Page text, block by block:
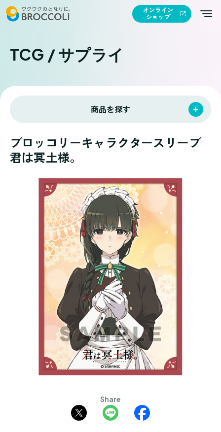
オンライン
ショップ
TCG / サプライ
商品を探す
ブロッコリーキャラクタースリーブ
君は冥土様。
Share